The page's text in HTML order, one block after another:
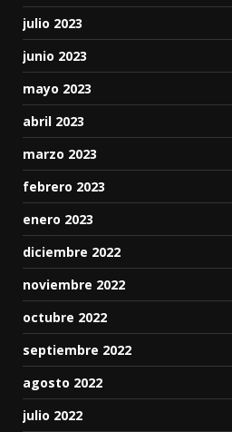
julio 2023
junio 2023
mayo 2023
abril 2023
marzo 2023
febrero 2023
enero 2023
diciembre 2022
noviembre 2022
octubre 2022
septiembre 2022
agosto 2022
julio 2022